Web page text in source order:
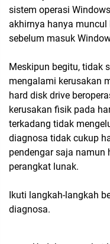
sistem operasi
akhirnya hanya
sebelum masuk
Meskipun begitu, tidak
mengalami kerusakan
hard disk drive
kerusakan fisik pada
terkadang tidak
diagnosa tidak cukup
pendengar saja namun
perangkat lunak.
Ikuti langkah-langkah
diagnosa.